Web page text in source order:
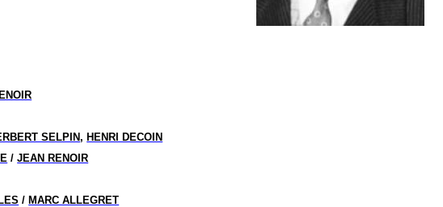
SELPIN, HENRI DECOIN
/JEAN RENOIR
/ MARC ALLEGRET